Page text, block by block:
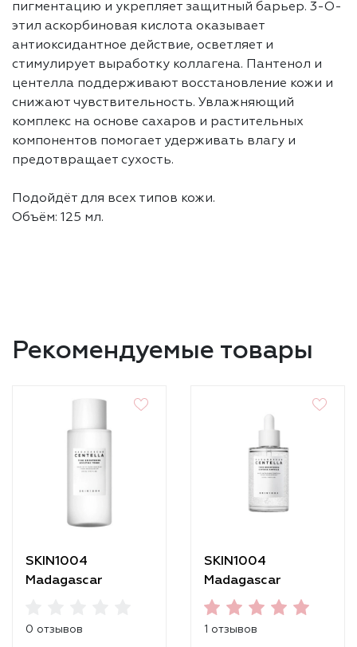
пигментацию и укрепляет защитный барьер. 3-O-
этил аскорбиновая кислота оказывает
антиоксидантное действие, осветляет и
стимулирует выработку коллагена. Пантенол и
центелла поддерживают восстановление кожи и
снижают чувствительность. Увлажняющий
комплекс на основе сахаров и растительных
компонентов помогает удерживать влагу и
предотвращает сухость.
Подойдёт для всех типов кожи.
Объём: 125 мл.
Рекомендуемые товары
SKIN1004
Madagascar
0 отзывов
SKIN1004
Madagascar
Centella Tone
Brightening Capsule
1 отзывов